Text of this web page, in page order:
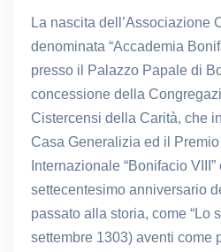
La nascita dell’Associazione
denominata “Accademia
presso il Palazzo Papale di
concessione della
Cistercensi della Carità, che
Casa Generalizia ed il
Internazionale “Bonifacio
settecentesimo anniversario
passato alla storia, come “Lo
settembre 1303) aventi come